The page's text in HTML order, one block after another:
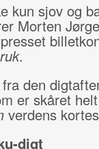
kun sjov og
Morten
.
fra den
er skåret
verdens
digt